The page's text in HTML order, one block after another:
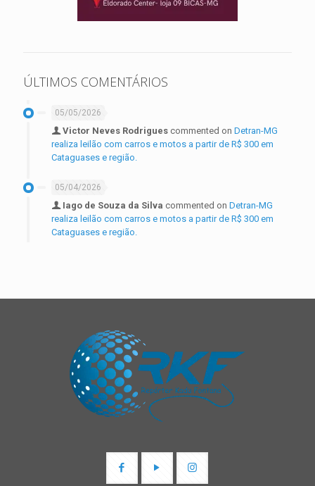
ÚLTIMOS COMENTÁRIOS
05/05/2026
Victor Neves Rodrigues commented on Detran-MG
realiza leilão com carros e motos a partir de R$ 300 em
Cataguases e região.
05/04/2026
Iago de Souza da Silva commented on Detran-MG
realiza leilão com carros e motos a partir de R$ 300 em
Cataguases e região.